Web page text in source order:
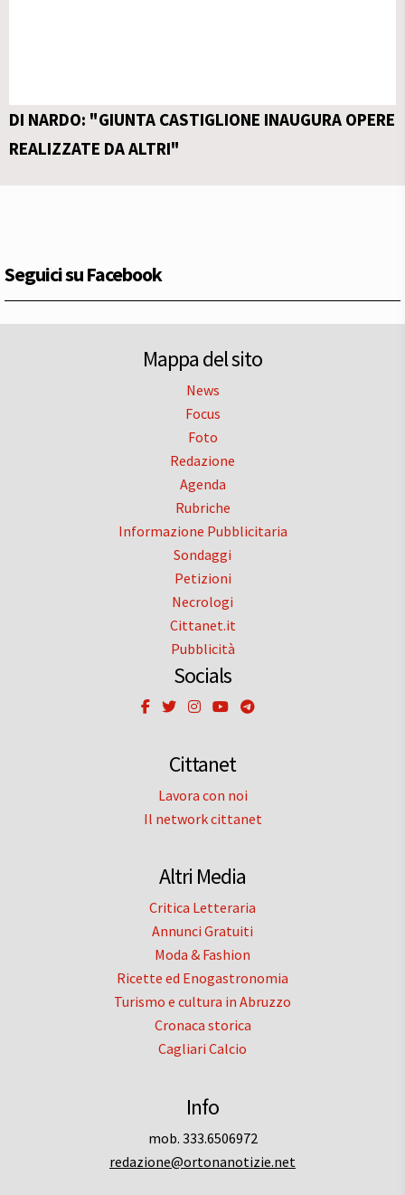
DI NARDO: "GIUNTA CASTIGLIONE INAUGURA OPERE
REALIZZATE DA ALTRI"
Seguici su Facebook
Mappa del sito
News
Focus
Foto
Redazione
Agenda
Rubriche
Informazione Pubblicitaria
Sondaggi
Petizioni
Necrologi
Cittanet.it
Pubblicità
Socials
Cittanet
Lavora con noi
Il network cittanet
Altri Media
Critica Letteraria
Annunci Gratuiti
Moda & Fashion
Ricette ed Enogastronomia
Turismo e cultura in Abruzzo
Cronaca storica
Cagliari Calcio
Info
mob. 333.6506972
redazione@ortonanotizie.net